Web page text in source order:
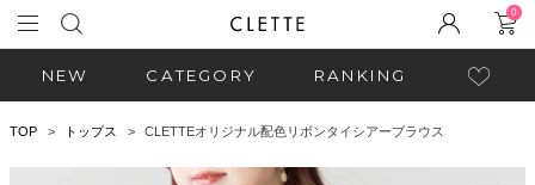
0
NEW CATEGORY RANKING
TOP トップス CLETTEオリジナル配色リボンタイシアーブラウス